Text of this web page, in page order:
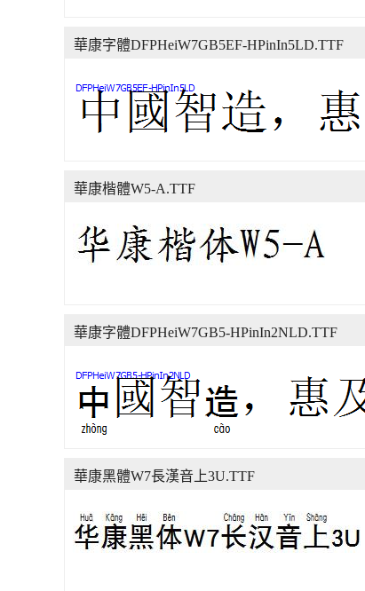
華康字體DFPHeiW7GB5EF-HPinIn5LD.TTF
華康楷體W5-A.TTF
華康字體DFPHeiW7GB5-HPinIn2NLD.TTF
華康黑體W7長漢音上3U.TTF